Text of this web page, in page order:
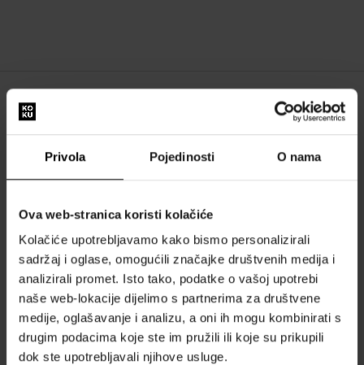
Privola Pojedinosti O nama
Ova web-stranica koristi kolačiće
Kolačiće upotrebljavamo kako bismo personalizirali
sadržaj i oglase, omogućili značajke društvenih medija i
analizirali promet. Isto tako, podatke o vašoj upotrebi
naše web-lokacije dijelimo s partnerima za društvene
medije, oglašavanje i analizu, a oni ih mogu kombinirati s
drugim podacima koje ste im pružili ili koje su prikupili
dok ste upotrebljavali njihove usluge.
O NAMA
O nama
SVE O KUPNJI
Sustav vjernosti
Opći uvjeti poslovanja
Zaštita privatnosti
OBRAZAC ZA REKLAMACIJU